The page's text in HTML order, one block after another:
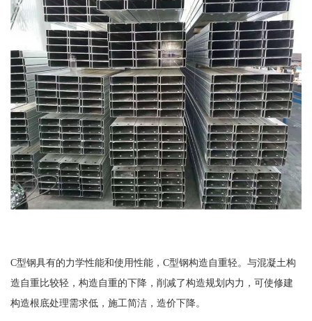
C型钢具有的力学性能和使用性能，C型钢构造自重轻。与混凝土构
造自重比较轻，构造自重的下降，削减了构造规划内力，可使修建
构造根底处理需求低，施工简洁，造价下降。